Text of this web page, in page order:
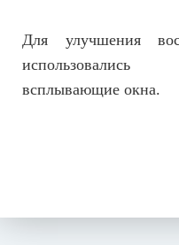
Для улучшения
всплывающие окна.